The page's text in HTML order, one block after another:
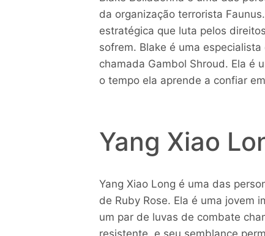
da organização terrorista
estratégica que luta pelos
sofrem. Blake é uma
chamada Gambol Shroud. Ela é
o tempo ela aprende a confiar
Yang Xiao
Yang Xiao Long é uma das
de Ruby Rose. Ela é uma jovem
um par de luvas de combate